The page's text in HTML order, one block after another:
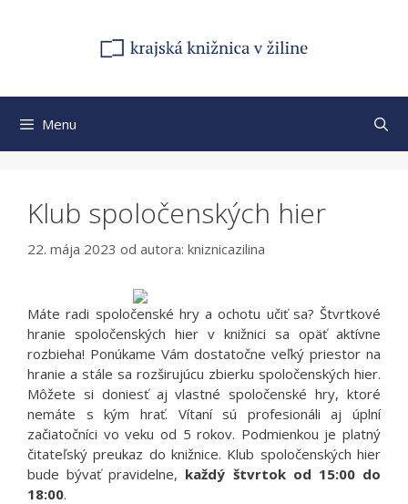
Menu
Klub spoločenských hier
22. mája 2023 od autora: kniznicazilina
Máte radi spoločenské hry a ochotu učiť sa? Štvrtkové
hranie spoločenských hier v knižnici sa opäť aktívne
rozbieha! Ponúkame Vám dostatočne veľký priestor na
hranie a stále sa rozširujúcu zbierku spoločenských hier.
Môžete si doniesť aj vlastné spoločenské hry, ktoré
nemáte s kým hrať. Vítaní sú profesionáli aj úplní
začiatočníci vo veku od 5 rokov. Podmienkou je platný
čitateľský preukaz do knižnice. Klub spoločenských hier
bude bývať pravidelne, každý štvrtok od 15:00 do
18:00.